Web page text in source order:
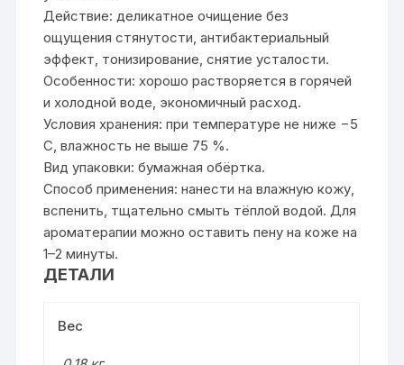
Действие: деликатное очищение без
ощущения стянутости, антибактериальный
эффект, тонизирование, снятие усталости.
Особенности: хорошо растворяется в горячей
и холодной воде, экономичный расход.
Условия хранения: при температуре не ниже −5
C, влажность не выше 75 %.
Вид упаковки: бумажная обёртка.
Способ применения: нанести на влажную кожу,
вспенить, тщательно смыть тёплой водой. Для
ароматерапии можно оставить пену на коже на
1–2 минуты.
ДЕТАЛИ
Вес